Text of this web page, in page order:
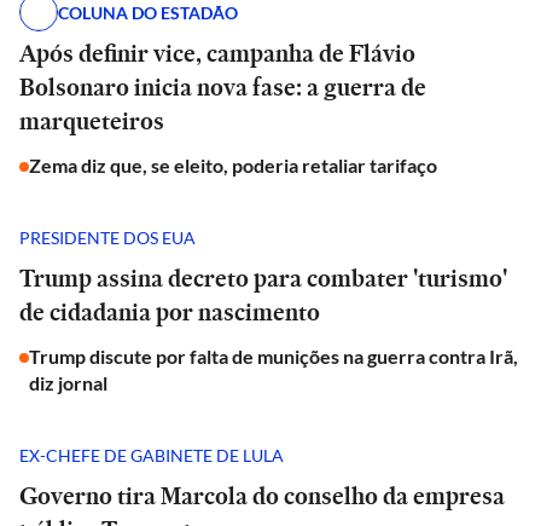
COLUNA DO ESTADÃO
Após definir vice, campanha de Flávio
Bolsonaro inicia nova fase: a guerra de
marqueteiros
Zema diz que, se eleito, poderia retaliar tarifaço
PRESIDENTE DOS EUA
Trump assina decreto para combater 'turismo'
de cidadania por nascimento
Trump discute por falta de munições na guerra contra Irã,
diz jornal
EX-CHEFE DE GABINETE DE LULA
Governo tira Marcola do conselho da empresa